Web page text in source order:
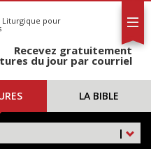
Liturgique pour
Recevez gratuitement
du jour par courriel
LA BIBLE
|